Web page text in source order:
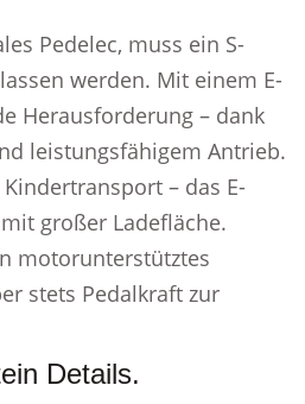
Pedelec, muss ein S-
werden. Mit einem E-
Herausforderung – dank
leistungsfähigem Antrieb.
– das E-
großer Ladefläche.
motorunterstütztes
stets Pedalkraft zur
Details.